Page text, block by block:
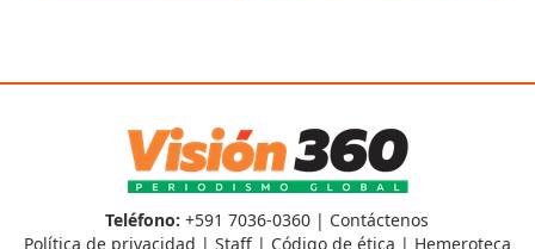
Teléfono: +591 7036-0360 | Contáctenos
Política de privacidad | Staff| Código de ética | Hemeroteca